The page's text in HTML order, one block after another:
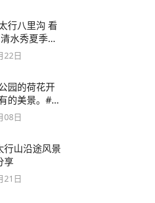
行八里沟 看
水秀夏季游
22日
园的荷花开
的美景。#正
08日
行山沿途风景
享
21日